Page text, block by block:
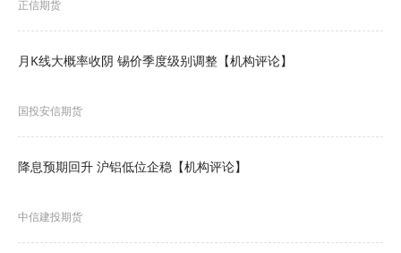
关系决裂（1979-1980年）
1979年伊朗伊斯兰革命爆发，推翻巴列维王朝，建
立政教合一的伊斯兰共和国，公开反美。同年，数
千名伊朗革命者冲进美国大使馆，扣押52名外交官
和平民人质，引发“伊朗人质危机”，1980年美国与
冲突加剧（1980-2001年）
正信期货
月K线大概率收阴 锡价季度级别调整【机构评论】
国投安信期货
降息预期回升 沪铝低位企稳【机构评论】
中信建投期货